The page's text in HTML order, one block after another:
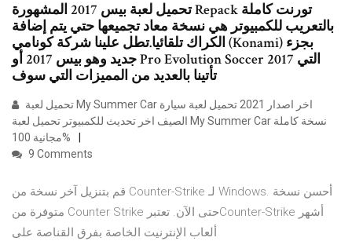
تحميل لعبة بيس 2017 المشهورة Repack تورنت كاملة
بالتعريب للكمبيوتر هي نسخة معاد تجميعها حتي يتم إضافة
الكراك تلقائيا.تطل علينا شركة كونامي (Konami) بجزء
جديد وهو بيس 2017 أو Pro Evolution Soccer 2017 التي
تأتينا بالعديد من المميزات التي سوف
الصيف اخر تحديث للكمبيوتر تحميل لعبة My Summer Car نسخة كاملة
مجانية 100%
9 Comments
قم بتنزيل آخر نسخة من Counter-Strike لـ Windows. أحسن نسخة
متوفرة من Counter Strike حتى الآن. تعتبرCounter-Strike أشهر
ألعاب الإنترنيت الخاصة بفرق القناصة على